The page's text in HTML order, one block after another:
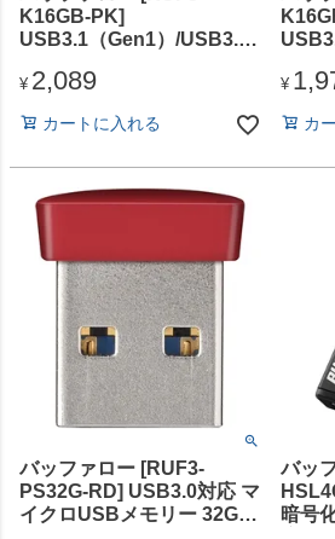
K16GB-PK]
USB3.1（Gen1）/USB3.0
ーモデル 16GB ピンク
¥ 2,089
カートに入れる
ーモ
¥
カ
バッファロー [RUF3-
PS32G-RD] USB3.0対応 マ
イクロUSBメモリー 32GB
バッ
暗号